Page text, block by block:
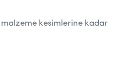
kesimlerine kadar